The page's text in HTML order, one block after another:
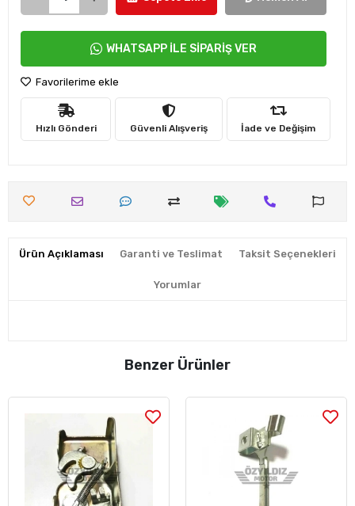
WHATSAPP İLE SİPARİŞ VER
Favorilerime ekle
Hızlı Gönderi Güvenli Alışveriş İade ve Değişim
Ürün Açıklaması Garanti ve Teslimat Taksit Seçenekleri
Yorumlar
Benzer Ürünler